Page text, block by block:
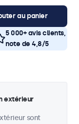
au panier
5 000+ avis clients,
note de 4,8/5
extérieur
sont